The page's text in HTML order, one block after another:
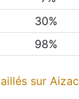
30%
98%
sur Aizac